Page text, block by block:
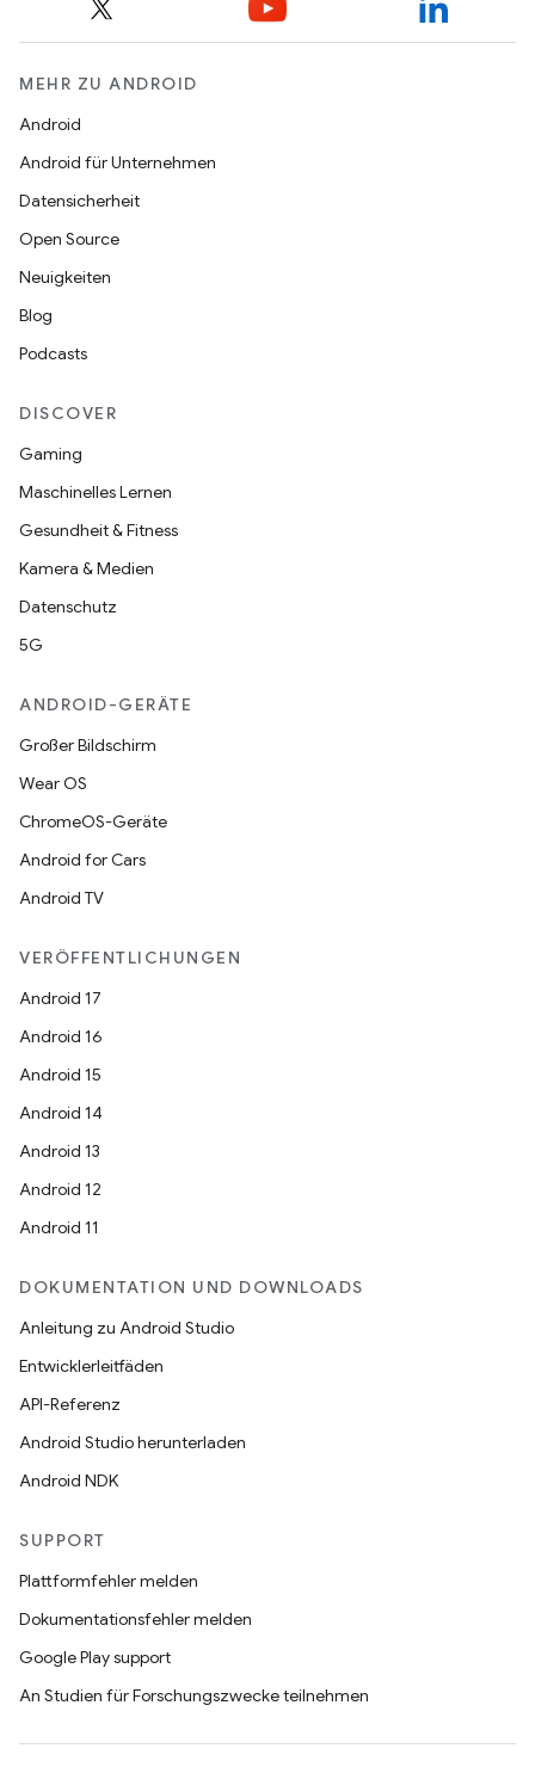
MEHR ZU ANDROID
Android
Android für Unternehmen
Datensicherheit
Open Source
Neuigkeiten
Blog
Podcasts
DISCOVER
Gaming
Maschinelles Lernen
Gesundheit & Fitness
Kamera & Medien
Datenschutz
5G
ANDROID-GERÄTE
Großer Bildschirm
Wear OS
ChromeOS-Geräte
Android for Cars
Android TV
VERÖFFENTLICHUNGEN
Android 17
Android 16
Android 15
Android 14
Android 13
Android 12
Android 11
DOKUMENTATION UND DOWNLOADS
Anleitung zu Android Studio
Entwicklerleitfäden
API-Referenz
Android Studio herunterladen
Android NDK
SUPPORT
Plattformfehler melden
Dokumentationsfehler melden
Google Play support
An Studien für Forschungszwecke teilnehmen